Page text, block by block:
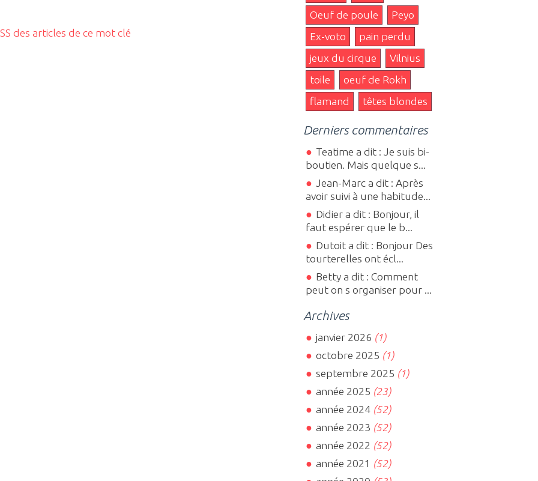
des articles de ce mot clé
Oeuf de poule
Peyo
Ex-voto
pain perdu
jeux du cirque
Vilnius
toile
oeuf de Rokh
flamand
têtes blondes
Derniers commentaires
Teatime a dit : Je suis bi-
boutien. Mais quelque s...
Jean-Marc a dit : Après
avoir suivi à une habitude...
Didier a dit : Bonjour, il
faut espérer que le b...
Dutoit a dit : Bonjour Des
tourterelles ont écl...
Betty a dit : Comment
peut on s organiser pour ...
Archives
janvier 2026 (1)
octobre 2025 (1)
septembre 2025 (1)
année 2025 (23)
année 2024(52)
année 2023 (52)
année 2022 (52)
année 2021 (52)